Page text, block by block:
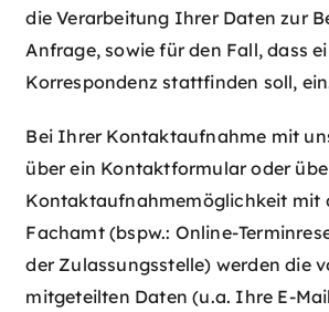
die Verarbeitung Ihrer Daten zur
Anfrage, sowie für den Fall, dass
Korrespondenz stattfinden soll,
Bei Ihrer Kontaktaufnahme mit
über ein Kontaktformular oder
Kontaktaufnahmemöglichkeit mit
Fachamt (bspw.: Online-
der Zulassungsstelle) werden die
mitgeteilten Daten (u.a. Ihre E-